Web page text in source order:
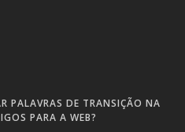
PALAVRAS DE TRANSIÇÃO NA
PARA A WEB?